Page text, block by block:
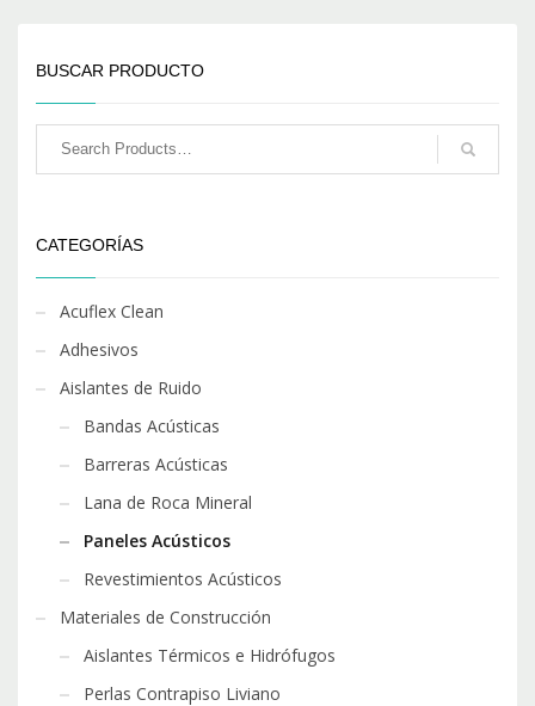
BUSCAR PRODUCTO
CATEGORÍAS
Acuflex Clean
Adhesivos
Aislantes de Ruido
Bandas Acústicas
Barreras Acústicas
Lana de Roca Mineral
Paneles Acústicos
Revestimientos Acústicos
Materiales de Construcción
Aislantes Térmicos e Hidrófugos
Perlas Contrapiso Liviano